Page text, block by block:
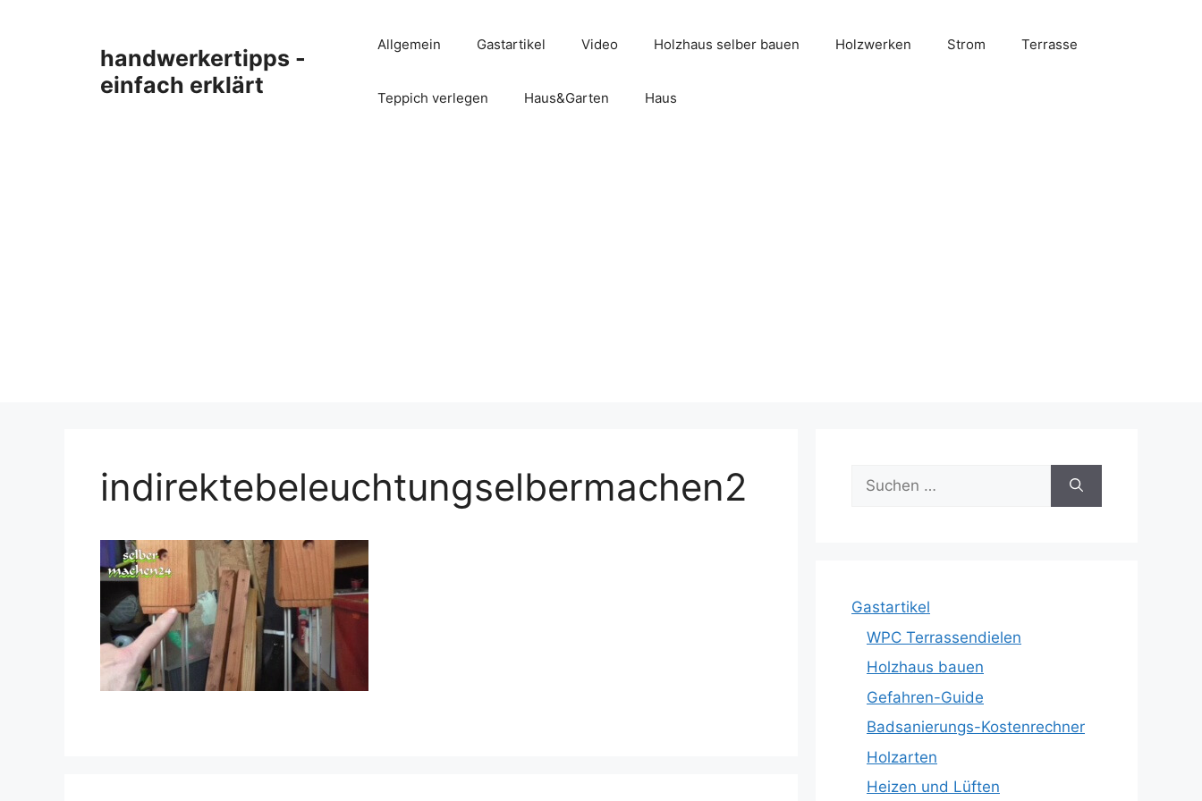
handwerkertipps -
einfach erklärt
Allgemein Gastartikel Video Holzhaus selber bauen Holzwerken Strom Terrasse
Teppich verlegen Haus&Garten Haus
indirektebeleuchtungselbermachen2
Suche
nach:
Gastartikel
WPC Terrassendielen
Holzhaus bauen
Gefahren-Guide
Badsanierungs-Kostenrechner
Holzarten
Heizen und Lüften